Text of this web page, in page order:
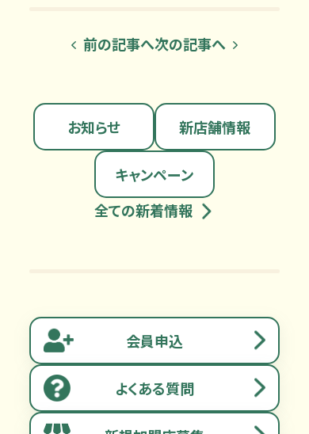
前の記事へ次の記事へ
お知らせ 新店舗情報
キャンペーン
全ての新着情報
会員申込
よくある質問